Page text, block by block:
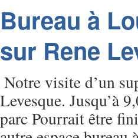
Bureau à
sur Rene
Notre visite d’un
Levesque. Jusqu’à
parc Pourrait être